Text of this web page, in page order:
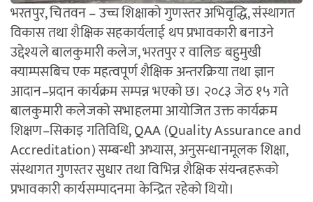
भरतपुर, चितवन – उच्च शिक्षाको गुणस्तर अभिवृद्धि, संस्थागत
विकास तथा शैक्षिक सहकार्यलाई थप प्रभावकारी बनाउने
उद्देश्यले बालकुमारी कलेज, भरतपुर र वालिङ बहुमुखी
क्याम्पसबिच एक महत्वपूर्ण शैक्षिक अन्तरक्रिया तथा ज्ञान
आदान–प्रदान कार्यक्रम सम्पन्न भएको छ। २०८३ जेठ १५ गते
बालकुमारी कलेजको सभाहलमा आयोजित उक्त कार्यक्रम
शिक्षण–सिकाइ गतिविधि, QAA (Quality Assurance and
Accreditation) सम्बन्धी अभ्यास, अनुसन्धानमूलक शिक्षा,
संस्थागत गुणस्तर सुधार तथा विभिन्न शैक्षिक संयन्त्रहरूको
प्रभावकारी कार्यसम्पादनमा केन्द्रित रहेको थियो।